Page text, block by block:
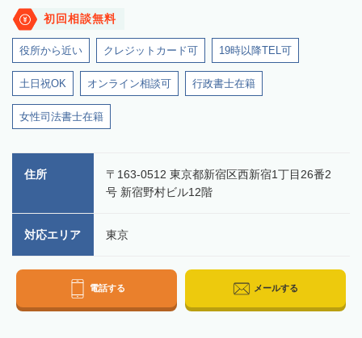
初回相談無料
役所から近い クレジットカード可 19時以降TEL可
土日祝OK オンライン相談可 行政書士在籍
女性司法書士在籍
住所
〒163-0512 東京都新宿区西新宿1丁目26番2
号 新宿野村ビル12階
対応エリア 東京
電話する メールする